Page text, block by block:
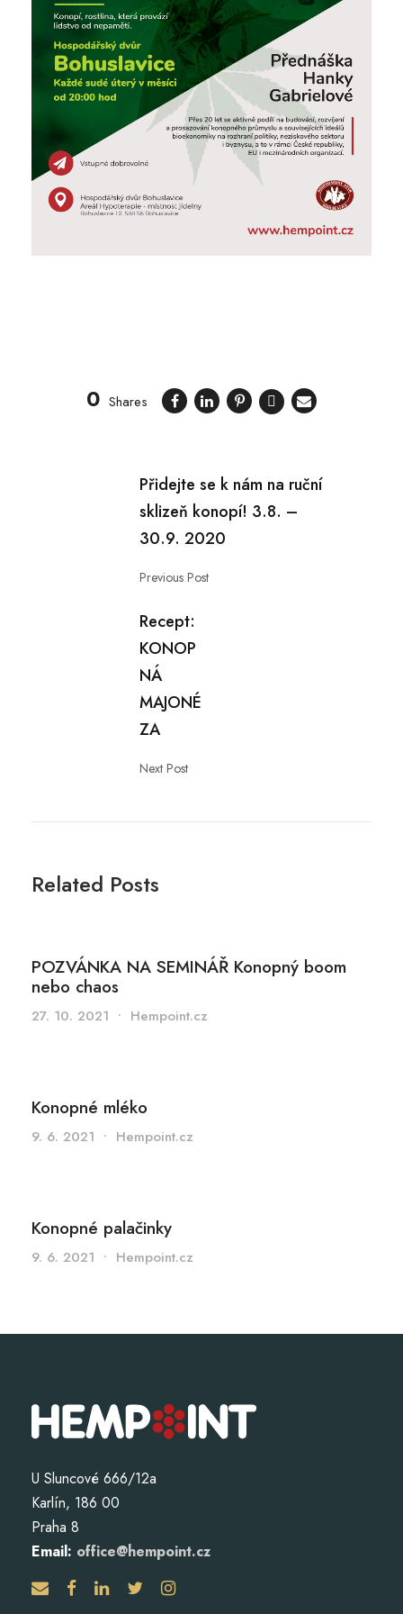
0 Shares
Přidejte se k nám na ruční
sklizeň konopí! 3.8. –
30.9. 2020
Previous Post
Recept:
KONOP
NÁ
MAJONÉ
ZA
Next Post
Related Posts
POZVÁNKA NA SEMINÁŘ Konopný boom
nebo chaos
27. 10. 2021 • Hempoint.cz
Konopné mléko
9. 6. 2021 • Hempoint.cz
Konopné palačinky
9. 6. 2021 • Hempoint.cz
U Sluncové 666/12a
Karlín, 186 00
Praha 8
Email: office@hempoint.cz